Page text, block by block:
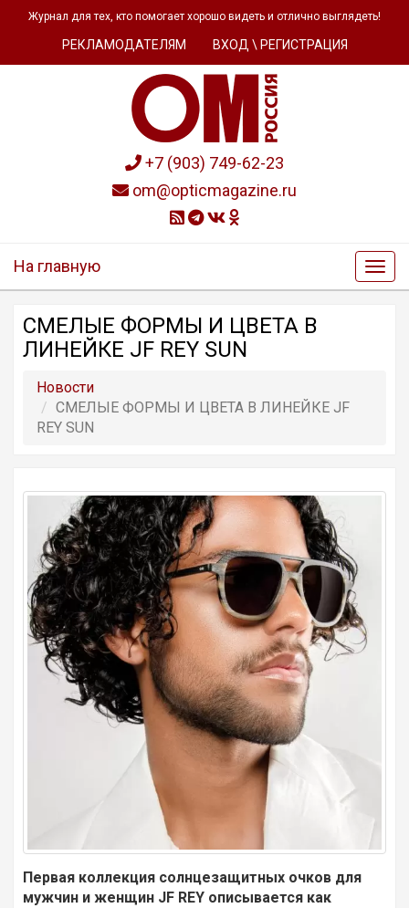
Журнал для тех, кто помогает хорошо видеть и отлично выглядеть!
РЕКЛАМОДАТЕЛЯМ ВХОД \ РЕГИСТРАЦИЯ
+7 (903) 749-62-23
om@opticmagazine.ru
На главную
СМЕЛЫЕ ФОРМЫ И ЦВЕТА В
ЛИНЕЙКЕ JF REY SUN
Новости
СМЕЛЫЕ ФОРМЫ И ЦВЕТА В ЛИНЕЙКЕ JF
REY SUN
Первая коллекция солнцезащитных очков для
мужчин и женщин JF REY описывается как